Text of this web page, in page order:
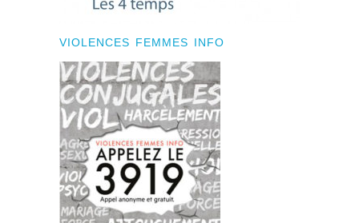
VIOLENCES FEMMES INFO